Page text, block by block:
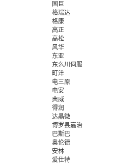
国巨
格瑞达
格康
高正
高松
风华
东亚
东么川伺服
町洋
电三原
电安
典威
得润
达晶微
博罗县嘉治
巴斯巴
奥伦德
安林
爱仕特